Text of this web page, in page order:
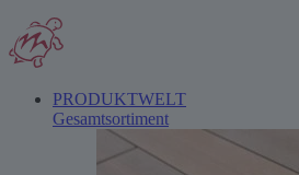
PRODUKTWELT
Gesamtsortiment